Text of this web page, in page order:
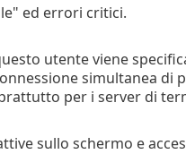
ed errori critici.
utente viene
simultanea di
per i server di
sullo schermo e